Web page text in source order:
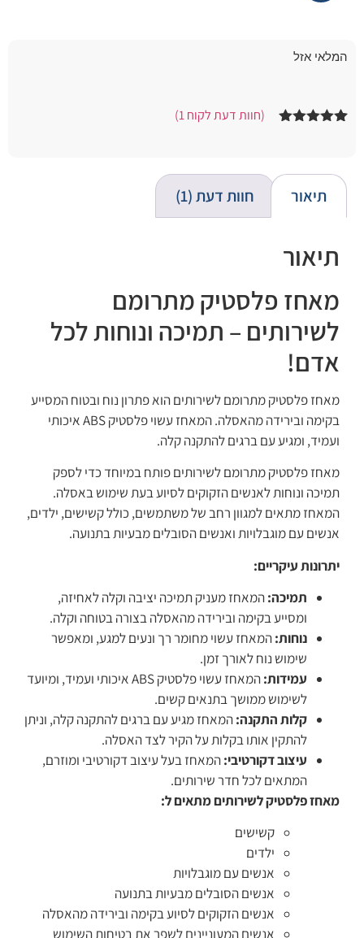
המלאי אזל
דירוגים של
לקוחות
(חוות דעת לקוח1
)
תיאור חוות דעת (1)
תיאור
מאחז פלסטיק מתרומם
לשירותים – תמיכה ונוחות לכל
אדם!
מאחז פלסטיק מתרומם לשירותים הוא פתרון נוח ובטוח המסייע
בקימה ובירידה מהאסלה. המאחז עשוי פלסטיק ABS איכותי
ועמיד, ומגיע עם ברגים להתקנה קלה.
מאחז פלסטיק מתרומם לשירותים פותח במיוחד כדי לספק
תמיכה ונוחות לאנשים הזקוקים לסיוע בעת שימוש באסלה.
המאחז מתאים למגוון רחב של משתמשים, כולל קשישים, ילדים,
אנשים עם מוגבלויות ואנשים הסובלים מבעיות בתנועה.
יתרונות עיקריים:
תמיכה:המאחז מעניק תמיכה יציבה וקלה לאחיזה,
ומסייע בקימה ובירידה מהאסלה בצורה בטוחה וקלה.
נוחות:המאחז עשוי מחומר רך ונעים למגע, ומאפשר
שימוש נוח לאורך זמן.
עמידות:
המאחז עשוי פלסטיק ABS איכותי ועמיד, ומיועד
לשימוש ממושך בתנאים קשים.
קלות התקנה:המאחז מגיע עם ברגים להתקנה קלה, וניתן
להתקין אותו בקלות על הקיר לצד האסלה.
עיצוב דקורטיבי:המאחז בעל עיצוב דקורטיבי ומוזרם,
המתאים לכל חדר שירותים.
מאחז פלסטיק לשירותים מתאים ל:
קשישים
ילדים
אנשים עם מוגבלויות
אנשים הסובלים מבעיות בתנועה
אנשים הזקוקים לסיוע בקימה ובירידה מהאסלה
אנשים המעוניינים לשפר את בטיחות השימוש